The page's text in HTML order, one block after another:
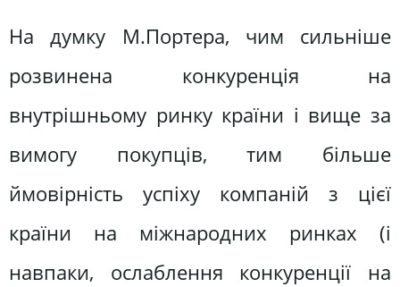
На думку М.Портера, чим сильніше
розвинена конкуренція на
внутрішньому ринку країни і вище за
вимогу покупців, тим більше
ймовірність успіху компаній з цієї
країни на міжнародних ринках (і
навпаки, ослаблення конкуренції на